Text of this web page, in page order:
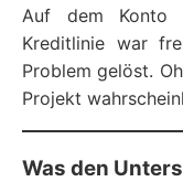
Auf dem Konto
Kreditlinie war
Problem gelöst.
Projekt
Was den